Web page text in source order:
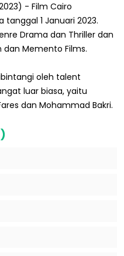
- Film Cairo
tanggal 1 Januari 2023.
Drama dan Thriller dan
Memento Films.
oleh talent
luar biasa, yaitu
dan Mohammad Bakri.